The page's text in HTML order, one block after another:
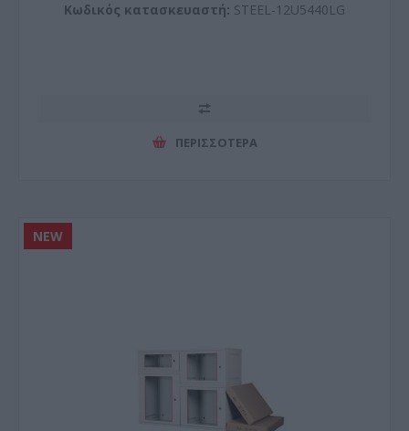
Κωδικός κατασκευαστή: STEEL-12U5440LG
ΠΕΡΙΣΣΌΤΕΡΑ
NEW